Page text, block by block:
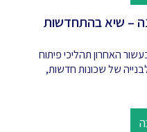
ברעננה – שיא בהתחדשות
האחרון תהליכי פיתוח
של שכונות חדשות,